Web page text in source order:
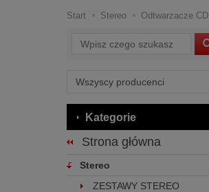
Start Stereo Odtwarzacze CD
Wyszukaj
Kategorie
Strona główna
Stereo
ZESTAWY STEREO